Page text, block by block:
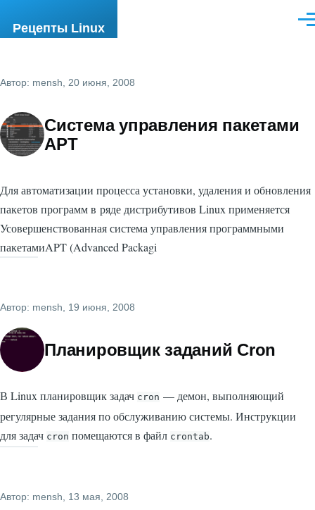
Рецепты Linux
Автор: mensh , 20 июня, 2008
Система управления пакетами
APT
Для автоматизации процесса установки, удаления и обновления
пакетов программ в ряде дистрибутивов Linux применяется
Усовершенствованная система управления программными
пакетамиAPT (Advanced Packagi
Автор: mensh , 19 июня, 2008
Планировщик заданий Cron
В Linux планировщик задач cron — демон, выполняющий
регулярные задания по обслуживанию системы. Инструкции
для задач cron помещаются в файл crontab.
Автор: mensh , 13 мая, 2008